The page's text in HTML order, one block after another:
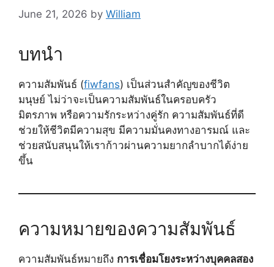
June 21, 2026 by William
บทนำ
ความสัมพันธ์ (fiwfans) เป็นส่วนสำคัญของชีวิต
มนุษย์ ไม่ว่าจะเป็นความสัมพันธ์ในครอบครัว
มิตรภาพ หรือความรักระหว่างคู่รัก ความสัมพันธ์ที่ดี
ช่วยให้ชีวิตมีความสุข มีความมั่นคงทางอารมณ์ และ
ช่วยสนับสนุนให้เราก้าวผ่านความยากลำบากได้ง่าย
ขึ้น
ความหมายของความสัมพันธ์
ความสัมพันธ์หมายถึง การเชื่อมโยงระหว่างบุคคลสอง